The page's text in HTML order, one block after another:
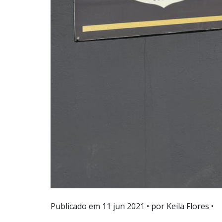
Publicado em 11 jun 2021 • por Keila Flores •